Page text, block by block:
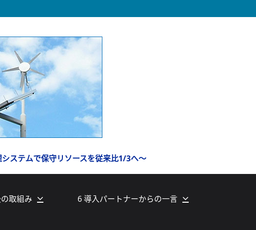
ステムで保守リソースを従来比1/3へ～
取組み
6 導入パートナーからの一言